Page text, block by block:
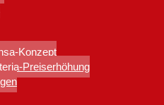
Konzept
Preiserhöhung
bloß die Winterjacke nicht?
passieren, gibt der
Wichtigste Anlaufadresse für
des